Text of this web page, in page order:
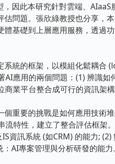
此本研究針對雲端、AIaaS
問題。張欣綠教授也分享，
基礎到上層應用服務，透過
統的框架，以模組化鬆耦合
應用的兩個問題：(1) 辨識
業平台整合成可行的資訊架構
重要的挑戰是如何應用技術
流特性，建立了整合評估框
資訊系統 (如CRM) 的能力;
AI專案管理與分析研發的能力。